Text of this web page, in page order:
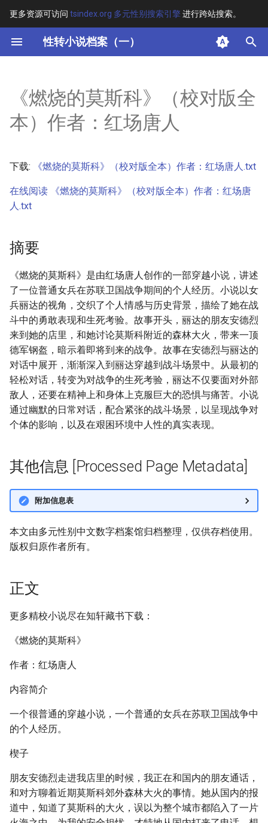
更多资源可访问 tsindex.org 多元性别搜索引擎进行跨站搜索。
性转小说档案（一）
键
始
索
其他信息 [Processed Page
Metadata]
《燃烧的莫斯科》（校对版全
本）作者：红场唐人
下载: 《燃烧的莫斯科》（校对版全本）作者：红场唐人.txt
在线阅读 《燃烧的莫斯科》（校对版全本）作者：红场唐
人.txt
摘要
《燃烧的莫斯科》是由红场唐人创作的一部穿越小说，讲述
了一位普通女兵在苏联卫国战争期间的个人经历。小说以女
兵丽达的视角，交织了个人情感与历史背景，描绘了她在战
斗中的勇敢表现和生死考验。故事开头，丽达的朋友安德烈
来到她的店里，和她讨论莫斯科附近的森林大火，带来一顶
德军钢盔，暗示着即将到来的战争。故事在安德烈与丽达的
对话中展开，渐渐深入到丽达穿越到战斗场景中。从最初的
轻松对话，转变为对战争的生死考验，丽达不仅要面对外部
敌人，还要在精神上和身体上克服巨大的恐惧与痛苦。小说
通过幽默的日常对话，配合紧张的战斗场景，以呈现战争对
个体的影响，以及在艰困环境中人性的真实表现。
其他信息 [Processed Page Metadata]
附加信息表
本文由多元性别中文数字档案馆归档整理，仅供存档使用。
版权归原作者所有。
正文
更多精校小说尽在知轩藏书下载：
《燃烧的莫斯科》
作者：红场唐人
内容简介
一个很普通的穿越小说，一个普通的女兵在苏联卫国战争中
的个人经历。
楔子
朋友安德烈走进我店里的时候，我正在和国内的朋友通话，
和对方聊着近期莫斯科郊外森林大火的事情。她从国内的报
道中，知道了莫斯科的大火，误以为整个城市都陷入了一片